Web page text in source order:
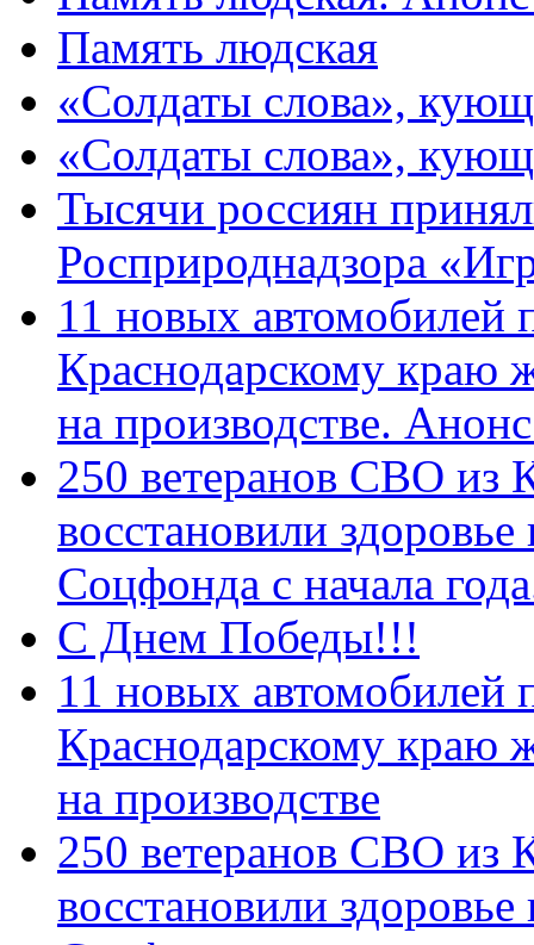
Память людская
«Солдаты слова»,
«Солдаты слова»,
Тысячи россиян
Росприроднадзора
11 новых автомобилей
Краснодарскому краю
на производстве.
250 ветеранов СВО из
восстановили
Соцфонда с начала
С Днем Победы!!!
11 новых автомобилей
Краснодарскому краю
на производстве
250 ветеранов СВО из
восстановили